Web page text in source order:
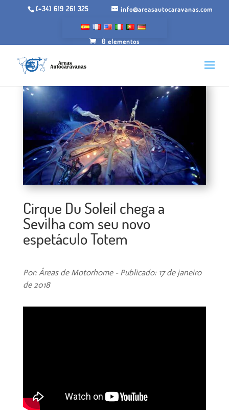
(+34) 619 261 325 info@areasautocaravanas.com
0 elementos
Cirque Du Soleil chega a
Sevilha com seu novo
espetáculo Totem
Por: Áreas de Motorhome - Publicado: 17 de janeiro
de 2018